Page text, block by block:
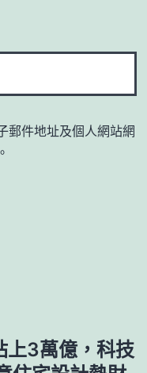
郵件地址及個人網站網
上3萬億，科技